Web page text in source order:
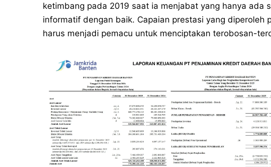
ketimbang pada 2019 saat ia menjabat yang hanya ada
informatif dengan baik. Capaian prestasi yang diperoleh
harus menjadi pemacu untuk menciptakan terobosan-